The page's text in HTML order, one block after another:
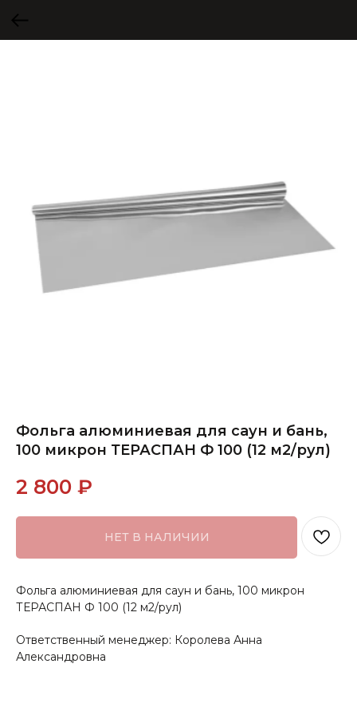
Фольга алюминиевая для саун и бань,
100 микрон ТЕРАСПАН Ф 100 (12 м2/рул)
2 800 ₽
НЕТ В НАЛИЧИИ
Фольга алюминиевая для саун и бань, 100 микрон
ТЕРАСПАН Ф 100 (12 м2/рул)
Ответственный менеджер: Королева Анна
Александровна